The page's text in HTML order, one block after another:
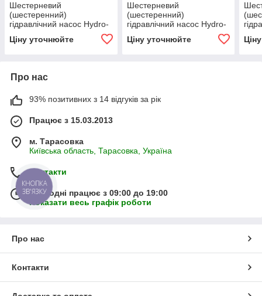
Шестерневий
(шестеренний)
гідравлічний насос Hydro-
Ціну уточнюйте
Шестерневий
(шестеренний)
гідравлічний насос Hydro-
Ціну уточнюйте
Про нас
93% позитивних з 14 відгуків за рік
Працює з 15.03.2013
м. Тарасовка
Київська область, Тарасовка, Україна
Контакти
Сьогодні працює з 09:00 до 19:00
Показати весь графік роботи
Про нас
Контакти
КНОПКА
ЗВ'ЯЗКУ